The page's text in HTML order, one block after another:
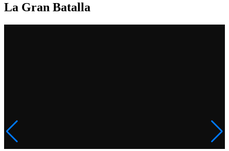
La Gran Batalla